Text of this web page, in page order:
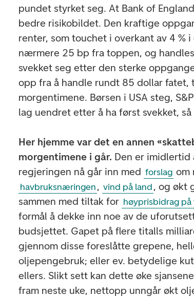
pundet styrket seg. At Bank of
bedre risikobildet. Den kraftige
renter, som touchet i overkant av 4 %
nærmere 25 bp fra toppen, og
svekket seg etter den sterke
opp fra å handle rundt 85 dollar
morgentimene. Børsen i USA steg,
lag uendret etter å ha først svekket,
Her hjemme var det en annen
morgentimene i går. Den er imidlertid
regjeringen nå går inn med forslag om
havbruksnæringen, vind på land, og økt
sammen med tiltak for høyprisbidrag
formål å dekke inn noe av de
budsjettet. Gapet på flere titalls
gjennom disse foreslåtte grepene,
oljepengebruk; eller ev. betydelige
ellers. Slikt sett kan dette øke
fram neste uke, nettopp unngår økt